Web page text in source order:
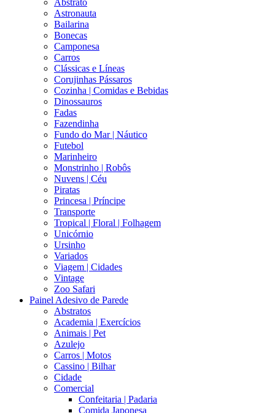
Astronauta
Bailarina
Bonecas
Camponesa
Carros
Clássicas e Líneas
Corujinhas Pássaros
Cozinha | Comidas e Bebidas
Dinossauros
Fadas
Fazendinha
Fundo do Mar | Náutico
Futebol
Marinheiro
Monstrinho | Robôs
Nuvens | Céu
Piratas
Princesa | Príncipe
Transporte
Tropical | Floral | Folhagem
Unicórnio
Ursinho
Variados
Viagem | Cidades
Vintage
Zoo Safari
Painel Adesivo de Parede
Abstratos
Academia | Exercícios
Animais | Pet
Azulejo
Carros | Motos
Cassino | Bilhar
Cidade
Comercial
Confeitaria | Padaria
Comida Japonesa